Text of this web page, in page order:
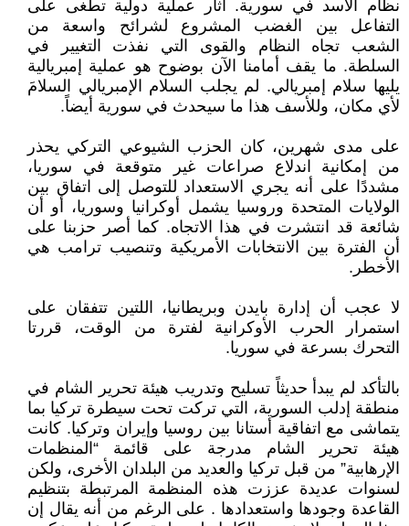
نظام الأسد في سورية. آثار عملية دولية تطغى على
التفاعل بين الغضب المشروع لشرائح واسعة من
الشعب تجاه النظام والقوى التي نفذت التغيير في
السلطة. ما يقف أمامنا الآن بوضوح هو عملية إمبريالية
يليها سلام إمبريالي. لم يجلب السلام الإمبريالي السلامَ
لأي مكان، وللأسف هذا ما سيحدث في سورية أيضاً.
على مدى شهرين، كان الحزب الشيوعي التركي يحذر
من إمكانية اندلاع صراعات غير متوقعة في سوريا،
مشددًا على أنه يجري الاستعداد للتوصل إلى اتفاق بين
الولايات المتحدة وروسيا يشمل أوكرانيا وسوريا، أو أن
شائعة قد انتشرت في هذا الاتجاه. كما أصر حزبنا على
أن الفترة بين الانتخابات الأمريكية وتنصيب ترامب هي
الأخطر.
لا عجب أن إدارة بايدن وبريطانيا، اللتين تتفقان على
استمرار الحرب الأوكرانية لفترة من الوقت، قررتا
التحرك بسرعة في سوريا.
بالتأكد لم يبدأ حديثاً تسليح وتدريب هيئة تحرير الشام في
منطقة إدلب السورية، التي تركت تحت سيطرة تركيا بما
يتماشى مع اتفاقية أستانا بين روسيا وإيران وتركيا. كانت
هيئة تحرير الشام مدرجة على قائمة “المنظمات
الإرهابية” من قبل تركيا والعديد من البلدان الأخرى، ولكن
لسنوات عديدة عززت هذه المنظمة المرتبطة بتنظيم
القاعدة وجودها واستعدادها . على الرغم من أنه يقال إن